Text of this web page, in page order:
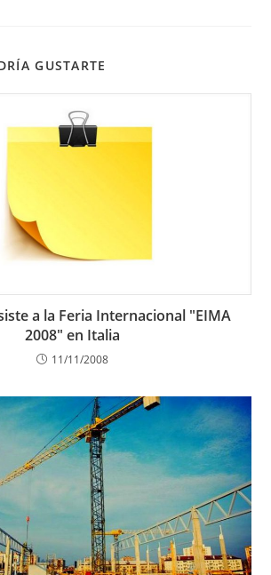
GUSTARTE
a la Feria Internacional "EIMA
2008" en Italia
11/11/2008